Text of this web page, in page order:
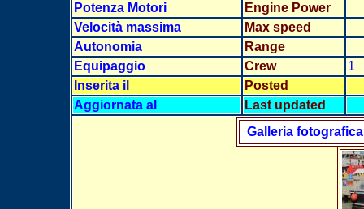
Potenza Motori
Engine Power
Velocità massima
Max speed
Autonomia
Range
Equipaggio
Crew
1
Inserita il
Posted
Aggiornata al
Last updated
Galleria fotografica